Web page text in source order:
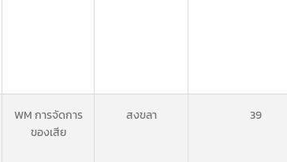
WM การจัดการ
ของเสีย
สงขลา 39